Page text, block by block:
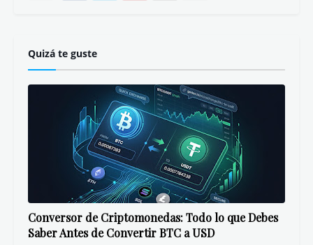
Quizá te guste
Conversor de Criptomonedas: Todo lo que Debes
Saber Antes de Convertir BTC a USD